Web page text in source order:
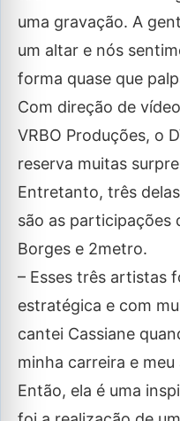
uma gravação. A
um altar e nós
forma quase que
Com direção de
VRBO Produções, o
reserva muitas
Entretanto, três
são as participações
Borges e 2metro.
– Esses três artistas
estratégica e com
cantei Cassiane
minha carreira e
Então, ela é uma